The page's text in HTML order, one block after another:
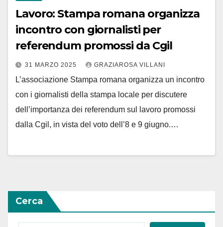
Lavoro: Stampa romana organizza
incontro con giornalisti per
referendum promossi da Cgil
31 MARZO 2025 GRAZIAROSA VILLANI
L’associazione Stampa romana organizza un incontro
con i giornalisti della stampa locale per discutere
dell’importanza dei referendum sul lavoro promossi
dalla Cgil, in vista del voto dell’8 e 9 giugno.…
Cerca